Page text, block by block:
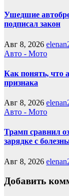
Ушедшие
подписал закон
Авг 8, 2026
Авто - Мото
Как понять, что
признака
Авг 8, 2026
Авто - Мото
Трамп сравнил
зарядке с
Авг 8, 2026
Добавить